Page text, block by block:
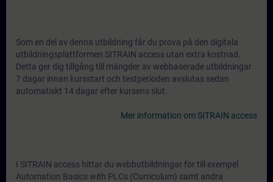
Som en del av denna utbildning får du prova på den digitala
utbildningsplattformen SITRAIN access utan extra kostnad.
Detta ger dig tillgång till mängder av webbaserade utbildningar
7 dagar innan kursstart och testperioden avslutas sedan
automatiskt 14 dagar efter kursens slut.
Mer information om SITRAIN access
I SITRAIN access hittar du webbutbildningar för till exempel
Automation Basics with PLCs (Curriculum) samt andra